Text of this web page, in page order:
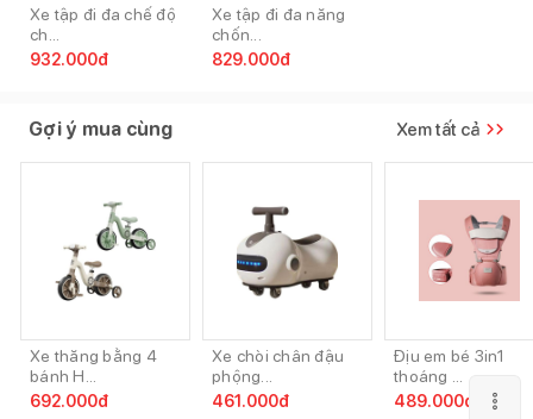
Xe tập đi đa chế độ
ch...
932.000đ
Xe tập đi đa năng
chốn...
829.000đ
Gợi ý mua cùng Xem tất cả
Xe thăng bằng 4
bánh H...
692.000đ
Xe chòi chân đậu
phộng...
461.000đ
Địu em bé 3in1
thoáng ...
489.000đ